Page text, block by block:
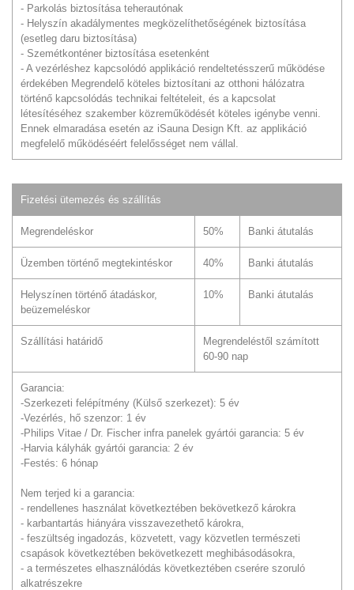
- Parkolás biztosítása teherautónak
- Helyszín akadálymentes megközelíthetőségének biztosítása
(esetleg daru biztosítása)
- Szemétkonténer biztosítása esetenként
- A vezérléshez kapcsolódó applikáció rendeltetésszerű működése
érdekében Megrendelő köteles biztosítani az otthoni hálózatra
történő kapcsolódás technikai feltételeit, és a kapcsolat
létesítéséhez szakember közreműködését köteles igénybe venni.
Ennek elmaradása esetén az iSauna Design Kft. az applikáció
megfelelő működéséért felelősséget nem vállal.
Fizetési ütemezés és szállítás
Megrendeléskor 50% Banki átutalás
Üzemben történő megtekintéskor 40% Banki átutalás
Helyszínen történő átadáskor,
beüzemeléskor
10% Banki átutalás
Szállítási határidő
Megrendeléstől számított
60-90 nap
Garancia:
-Szerkezeti felépítmény (Külső szerkezet): 5 év
-Vezérlés, hő szenzor: 1 év
-Philips Vitae / Dr. Fischer infra panelek gyártói garancia: 5 év
-Harvia kályhák gyártói garancia: 2 év
-Festés: 6 hónap
Nem terjed ki a garancia:
- rendellenes használat következtében bekövetkező károkra
- karbantartás hiányára visszavezethető károkra,
- feszültség ingadozás, közvetett, vagy közvetlen természeti
csapások következtében bekövetkezett meghibásodásokra,
- a természetes elhasználódás következtében cserére szoruló
alkatrészekre